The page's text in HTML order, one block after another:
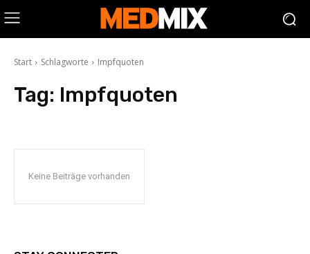
Start Schlagworte Impfquoten
Tag: Impfquoten
Keine Beiträge vorhanden